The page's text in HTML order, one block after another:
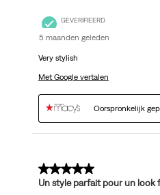
GEVERIFIEERD
5 maanden geleden
Very stylish
Met Google vertalen
Oorspronkelijk
5 van 5 sterren.
Un style parfait pour un look